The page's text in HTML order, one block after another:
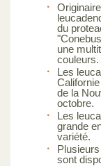
du
une
couleurs.
Les
de la
octobre.
Les
grande
variété.
sont